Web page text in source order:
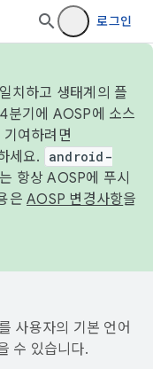
로그인
치하고 생태계의 플
분기에 AOSP에 소스
여하려면
세요.
android-
항상 AOSP에 푸시
은 AOSP 변경사항을
사용자의 기본 언어
수 있습니다.